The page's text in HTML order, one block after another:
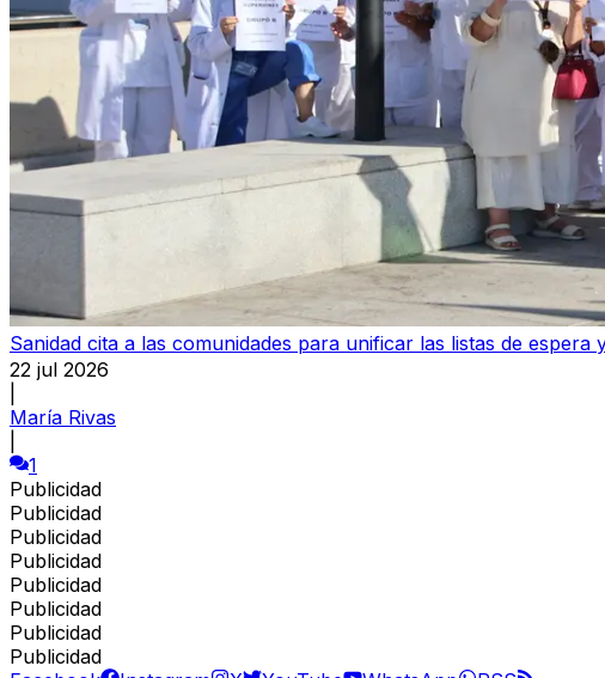
Sanidad cita a las comunidades para unificar las listas de
22 jul 2026
María Rivas
1
Publicidad
Publicidad
Publicidad
Publicidad
Publicidad
Publicidad
Publicidad
Publicidad